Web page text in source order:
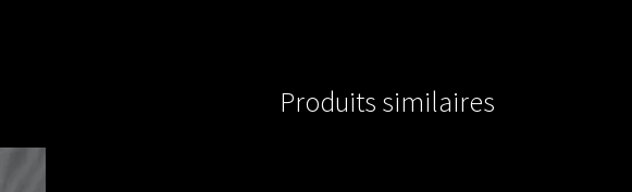
Produits similaires